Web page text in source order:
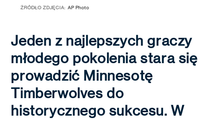
ŹRÓDŁO ZDJĘCIA: AP Photo
Jeden z najlepszych graczy
młodego pokolenia stara się
prowadzić Minnesotę
Timberwolves do
historycznego sukcesu. W